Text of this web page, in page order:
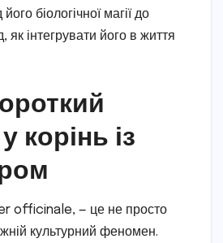
біологічної магії до
як інтегрувати його в життя
корінь із
officinale, — це не просто
культурний феномен.